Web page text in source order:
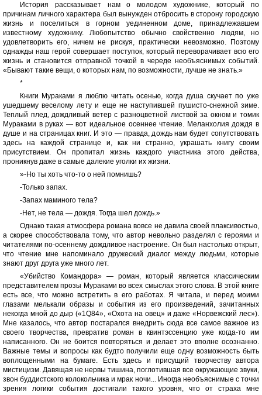
История рассказывает нам о молодом художнике, который по
причинам личного характера был вынужден отбросить в сторону городскую
жизнь и поселиться в горном уединенном доме, принадлежавшем
известному художнику. Любопытство обычно свойственно людям, но
удовлетворить его, ничем не рискуя, практически невозможно. Поэтому
однажды наш герой совершает поступок, который переворачивает всю его
жизнь и становится отправной точкой в череде необъяснимых событий.
«Бывают такие вещи, о которых нам, по возможности, лучше не знать.»
*
Книги Мураками я люблю читать осенью, когда душа скучает по уже
ушедшему веселому лету и еще не наступившей пушисто-снежной зиме.
Теплый плед, дождливый ветер с разноцветной листвой за окном и томик
Мураками в руках — вот идеальное осеннее чтение. Меланхолия дождя в
душе и на страницах книг. И это — правда, дождь нам будет сопутствовать
здесь на каждой странице и, как ни странно, украшать книгу своим
присутствием. Он пропитал жизнь каждого участника этого действа,
проникнув даже в самые далекие уголки их жизни.
»-Но ты хоть что-то о ней помнишь?
-Только запах.
-Запах маминого тела?
-Нет, не тела — дождя. Тогда шел дождь.»
Однако такая атмосфера романа вовсе не давила своей плаксивостью,
а скорее способствовала тому, что автор невольно разделял с героями и
читателями по-осеннему дождливое настроение. Он был настолько открыт,
что чтение мне напоминало дружеский диалог между людьми, которые
знают друг друга уже много лет.
«Убийство Командора» — роман, который является классическим
представителем прозы Мураками во всех смыслах этого слова. В этой книге
есть все, что можно встретить в его работах. Я читала, и перед моими
глазами мелькали образы и события из его произведений, зачитанных
некогда мной до дыр («1Q84», «Охота на овец» и даже «Норвежский лес»).
Мне казалось, что автор постарался внедрить сюда все самое важное из
своего творчества, превратив роман в квинтэссенцию уже когда-то им
написанного. Он не боится повторяться и делает это вполне осознанно.
Важные темы и вопросы как будто получили еще одну возможность быть
воплощенными на бумаге. Есть здесь и присущий творчеству автора
мистицизм. Давящая не нервы тишина, поглотившая все окружающие звуки,
звон буддистского колокольчика и мрак ночи... Иногда необъяснимые с точки
зрения логики события достигали такого уровня, что от страха мне